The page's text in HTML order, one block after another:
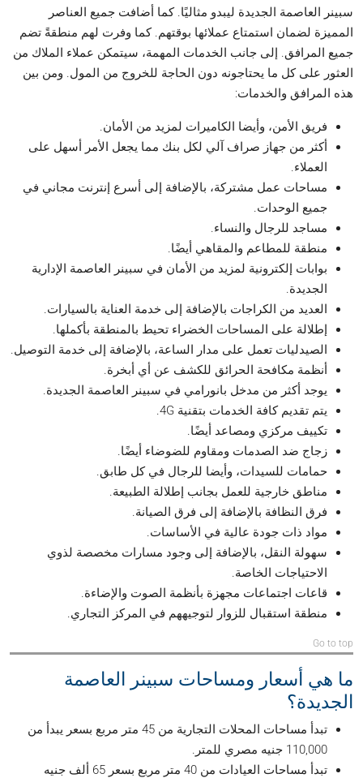
سبينر العاصمة الجديدة ليبدو مثاليًا. كما أضافت جميع العناصر
المميزة لضمان استمتاع عملائها بوقتهم. كما وفرت لهم منطقةً تضم
جميع المرافق. إلى جانب الخدمات المهمة، سيتمكن عملاء الملاك من
العثور على كل ما يحتاجونه دون الحاجة للخروج من المول. ومن بين
هذه المرافق والخدمات:
فريق الأمن، وأيضا الكاميرات لمزيد من الأمان.
أكثر من جهاز صراف آلي لكل بنك مما يجعل الأمر أسهل على
العملاء.
مساحات عمل مشتركة، بالإضافة إلى أسرع إنترنت مجاني في
جميع الوحدات.
مساجد للرجال والنساء.
منطقة للمطاعم والمقاهي أيضًا.
بوابات إلكترونية لمزيد من الأمان في سبينر العاصمة الإدارية
الجديدة.
العديد من الكراجات بالإضافة إلى خدمة العناية بالسيارات.
إطلالة على المساحات الخضراء تحيط بالمنطقة بأكملها.
الصيدليات تعمل على مدار الساعة، بالإضافة إلى خدمة التوصيل.
أنظمة مكافحة الحرائق للكشف عن أي أبخرة.
يوجد أكثر من مدخل بانورامي في سبينر العاصمة الجديدة.
يتم تقديم كافة الخدمات بتقنية 4G.
تكييف مركزي ومصاعد أيضًا.
زجاج ضد الصدمات ومقاوم للضوضاء أيضًا.
حمامات للسيدات، وأيضا للرجال في كل طابق.
مناطق خارجية للعمل بجانب إطلالة الطبيعة.
فرق النظافة بالإضافة إلى فرق الصيانة.
مواد ذات جودة عالية في الأساسات.
سهولة النقل، بالإضافة إلى وجود مسارات مخصصة لذوي
الاحتياجات الخاصة.
قاعات اجتماعات مجهزة بأنظمة الصوت والإضاءة.
منطقة استقبال للزوار لتوجيههم في المركز التجاري.
Go to top
ما هي أسعار ومساحات سبينر العاصمة
الجديدة؟
تبدأ مساحات المحلات التجارية من 45 متر مربع بسعر يبدأ من
110,000 جنيه مصري للمتر.
تبدأ مساحات العيادات من 40 متر مربع بسعر 65 ألف جنيه